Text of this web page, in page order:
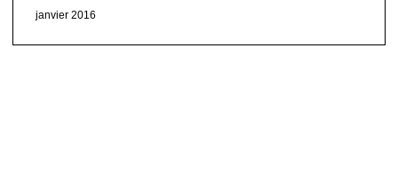
janvier 2016